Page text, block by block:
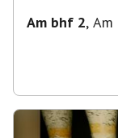
Am bhf 2, Am